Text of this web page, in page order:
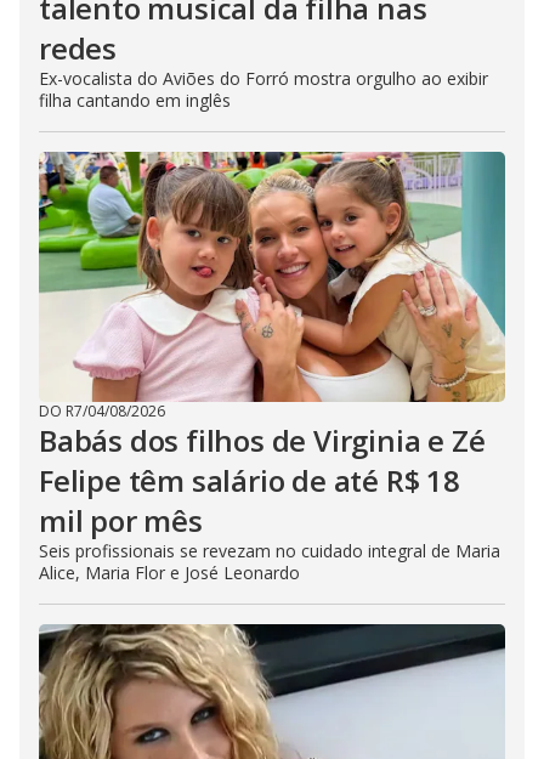
redes
Ex-vocalista do Aviões do Forró mostra orgulho ao exibir
filha cantando em inglês
DO R7/04/08/2026
Babás dos filhos de Virginia e Zé
Felipe têm salário de até R$ 18
mil por mês
Seis profissionais se revezam no cuidado integral de Maria
Alice, Maria Flor e José Leonardo